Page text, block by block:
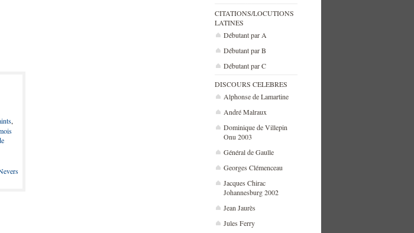
CITATIONS/LOCUTIONS
LATINES
Débutant par A
Débutant par B
Débutant par C
DISCOURS CELEBRES
Alphonse de Lamartine
André Malraux
Dominique de Villepin
Onu 2003
Général de Gaulle
Georges Clémenceau
Jacques Chirac
Johannesburg 2002
Jean Jaurès
Jules Ferry
,